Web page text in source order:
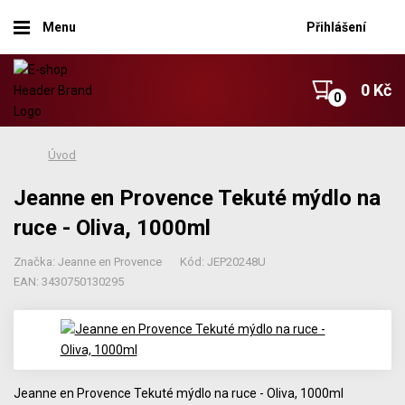
Menu Přihlášení
0 Kč
Úvod
Jeanne en Provence Tekuté mýdlo na
ruce - Oliva, 1000ml
Značka: Jeanne en Provence
Kód: JEP20248U
EAN: 3430750130295
Jeanne en Provence Tekuté mýdlo na ruce - Oliva, 1000ml